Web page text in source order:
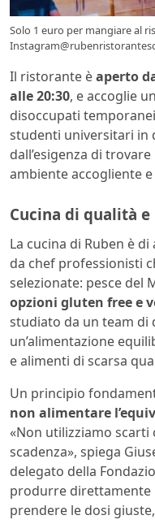
Solo 1 euro per mangiare al
Il ristorante èaperto
alle 20:30, e accoglie
disoccupati
studenti universitari in
dall’esigenza di
ambiente accogliente
Cucina di qualità
La cucina di Ruben è
da chef professionisti
selezionate: pesce del
opzioni gluten free e
studiato da un team
un’alimentazione
e alimenti di scarsa
Un principio
non alimentare
«Non utilizziamo
scadenza», spiega
delegato della
produrre direttamente
prendere le dosi